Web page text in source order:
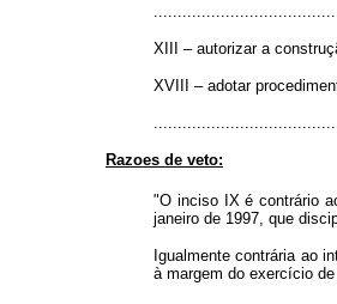
XIII – autorizar a
XVIII – adotar
Razoes de veto:
"O inciso IX é contrário
janeiro de 1997, que
Igualmente contrária ao
à margem do exercício